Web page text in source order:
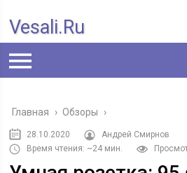
Vesali.ru
Главная › Обзоры ›
28.10.2020
Андрей Смирнов
Время чтения: ~24 мин.